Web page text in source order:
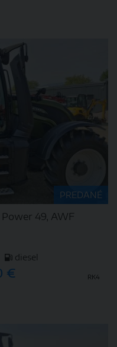
PREDANÉ
Power 49, AWF
diesel
€ RK4